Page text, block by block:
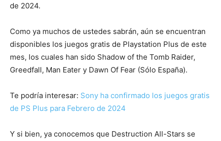
de 2024.
Como ya muchos de ustedes sabrán, aún se encuentran
disponibles los juegos gratis de Playstation Plus de este
mes, los cuales han sido Shadow of the Tomb Raider,
Greedfall, Man Eater y Dawn Of Fear (Sólo España).
Te podría interesar: Sony ha confirmado los juegos gratis
de PS Plus para Febrero de 2024
Y si bien, ya conocemos que Destruction All-Stars se